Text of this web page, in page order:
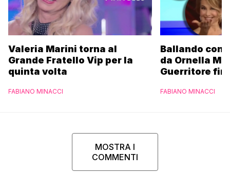
Valeria Marini torna al
Grande Fratello Vip per la
quinta volta
FABIANO MINACCI
Ballando con
da Ornella
Guerritore
l’esclusiva di
FABIANO MINACCI
MOSTRA I
COMMENTI